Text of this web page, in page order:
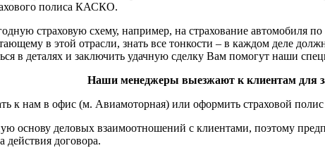
полиса КАСКО.
страховую схему, например, на страхование
в этой отрасли, знать все тонкости – в каждом деле
в деталях и заключить удачную сделку Вам помогут наши
Наши менеджеры выезжают к клиентам для
к нам в офис (м. Авиамоторная) или оформить страховой
основу деловых взаимоотношений с клиентами, поэтому
действия договора.